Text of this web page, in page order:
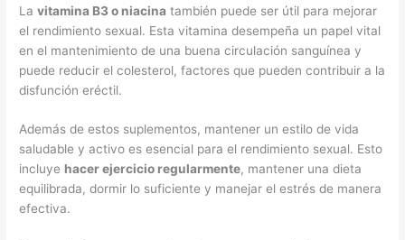
Lavitamina B3 o niacina también puede ser útil para mejorar
el rendimiento sexual. Esta vitamina desempeña un papel vital
en el mantenimiento de una buena circulación sanguínea y
puede reducir el colesterol, factores que pueden contribuir a la
disfunción eréctil.
Además de estos suplementos, mantener un estilo de vida
saludable y activo es esencial para el rendimiento sexual. Esto
incluye hacer ejercicio regularmente, mantener una dieta
equilibrada, dormir lo suficiente y manejar el estrés de manera
efectiva.